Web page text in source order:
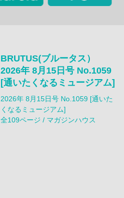
BRUTUS(ブルータス）
2026年 8月15日号 No.1059
[通いたくなるミュージアム]
2026年 8月15日号 No.1059 [通いた
くなるミュージアム]
全109ページ / マガジンハウス